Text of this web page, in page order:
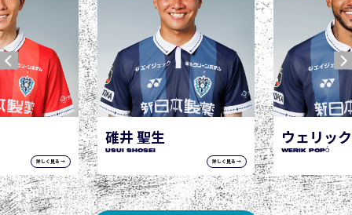
詳しく見る →
碓井 聖生
USUI Shosei
詳しく見る →
ウェリッ
WERIK POPÓ